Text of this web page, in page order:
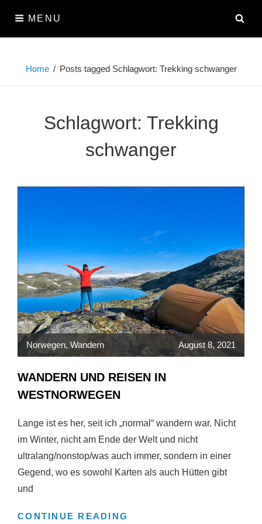
content
MENU
Home / Posts tagged Schlagwort: Trekking schwanger
Schlagwort: Trekking
schwanger
Norwegen,Wandern August 8, 2021
WANDERN UND REISEN IN
WESTNORWEGEN
Lange ist es her, seit ich „normal“ wandern war. Nicht
im Winter, nicht am Ende der Welt und nicht
ultralang/nonstop/was auch immer, sondern in einer
Gegend, wo es sowohl Karten als auch Hütten gibt
und
CONTINUE READING